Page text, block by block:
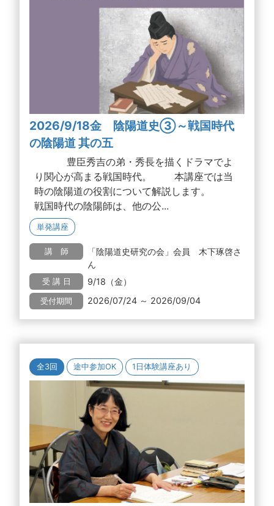
2026/9/18金 陰陽道史③～戦国時代
の陰陽道 其の五
豊臣秀吉の弟・秀長を描くドラマでよ
り関心が高まる戦国時代。 本講座では当
時の陰陽道の役割について解説します。
戦国時代の陰陽師は、他の公...
単発講座
講 師
「陰陽道史研究の会」会員 木下琢啓さ
ん
受 講 日 9/18（金）
受付期間 2026/07/24 ～ 2026/09/04
全3回 途中参加OK 1日体験講座あり